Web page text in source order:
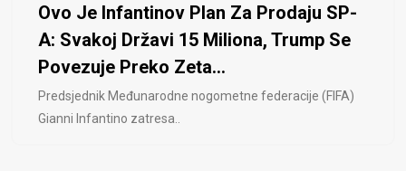
Ovo Je Infantinov Plan Za Prodaju SP-
A: Svakoj Državi 15 Miliona, Trump Se
Povezuje Preko Zeta...
Predsjednik Međunarodne nogometne federacije (FIFA)
Gianni Infantino zatresa..